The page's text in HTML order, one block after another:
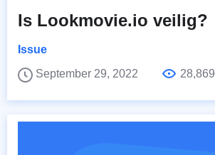
Is Lookmovie.io veilig?
Issue
September 29, 2022
28,869